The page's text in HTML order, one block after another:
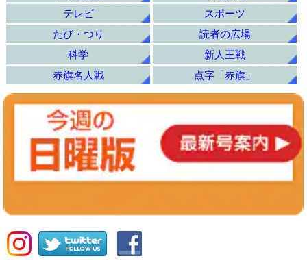
テレビ
スポーツ
たび・つり
読者の広場
科学
新人王戦
赤旗名人戦
点字「赤旗」